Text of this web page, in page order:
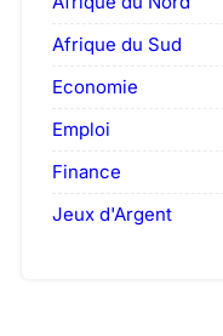
Afrique du Sud
Economie
Emploi
Finance
Jeux d'Argent